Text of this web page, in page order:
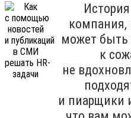
компания,
может быть
к
не
и пиарщики